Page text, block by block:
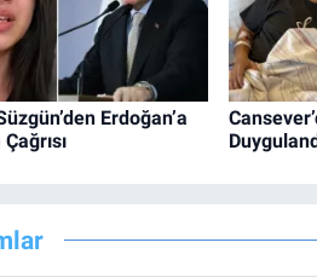
Erdoğan’a